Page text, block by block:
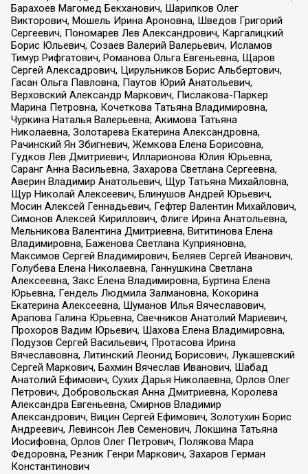
Барахоев Магомед Бекханович, Шарипков Олег
Викторович, Мошель Ирина Ароновна, Шведов Григорий
Сергеевич, Пономарев Лев Александрович, Каргалицкий
Борис Юльевич, Созаев Валерий Валерьевич, Исламов
Тимур Рифгатович, Романова Ольга Евгеньевна, Щаров
Сергей Алексадрович, Цирульников Борис Альбертович,
Гасан Ольга Павловна, Паутов Юрий Анатольевич,
Верховский Александр Маркович, Пислакова-Паркер
Марина Петровна, Кочеткова Татьяна Владимировна,
Чуркина Наталья Валерьевна, Акимова Татьяна
Николаевна, Золотарева Екатерина Александровна,
Рачинский Ян Збигневич, Жемкова Елена Борисовна,
Гудков Лев Дмитриевич, Илларионова Юлия Юрьевна,
Саранг Анна Васильевна, Захарова Светлана Сергеевна,
Аверин Владимир Анатольевич, Щур Татьяна Михайловна,
Щур Николай Алексеевич, Блинушов Андрей Юрьевич,
Мосин Алексей Геннадьевич, Гефтер Валентин Михайлович,
Симонов Алексей Кириллович, Флиге Ирина Анатольевна,
Мельникова Валентина Дмитриевна, Вититинова Елена
Владимировна, Баженова Светлана Куприяновна,
Максимов Сергей Владимирович, Беляев Сергей Иванович,
Голубева Елена Николаевна, Ганнушкина Светлана
Алексеевна, Закс Елена Владимировна, Буртина Елена
Юрьевна, Гендель Людмила Залмановна, Кокорина
Екатерина Алексеевна, Шуманов Илья Вячеславович,
Арапова Галина Юрьевна, Свечников Анатолий Мариевич,
Прохоров Вадим Юрьевич, Шахова Елена Владимировна,
Подузов Сергей Васильевич, Протасова Ирина
Вячеславовна, Литинский Леонид Борисович, Лукашевский
Сергей Маркович, Бахмин Вячеслав Иванович, Шабад
Анатолий Ефимович, Сухих Дарья Николаевна, Орлов Олег
Петрович, Добровольская Анна Дмитриевна, Королева
Александра Евгеньевна, Смирнов Владимир
Александрович, Вицин Сергей Ефимович, Золотухин Борис
Андреевич, Левинсон Лев Семенович, Локшина Татьяна
Иосифовна, Орлов Олег Петрович, Полякова Мара
Федоровна, Резник Генри Маркович, Захаров Герман
Константинович